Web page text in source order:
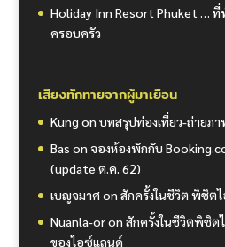
Holiday Inn Resort Phuket …
ครอบครัว
เสียงทักทายจากผู้มาเยือน
Kung on บทสรุปท่องเที่ยว-ถ่ายภา
Bas on จองห้องพักกับ
(update ต.ค. 62)
เบญจมาศon สักครั้งในชีวิต พิชิต
Nuanla-oron สักครั้งในชีวิตพิชิต
ของไอซ์แลนด์